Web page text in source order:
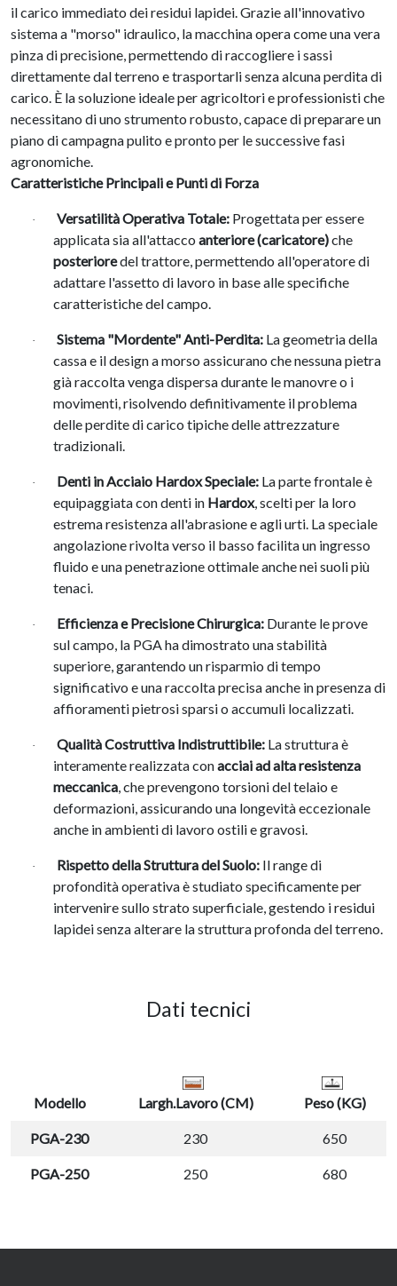
il carico immediato dei residui lapidei.Grazie all'innovativo
sistema a "morso" idraulico, la macchina opera come una vera
pinza di precisione, permettendo di raccogliere i sassi
direttamente dal terreno e trasportarli senza alcuna perdita di
carico. È la soluzione ideale per agricoltori e professionisti che
necessitano di uno strumento robusto, capace di preparare un
piano di campagna pulito e pronto per le successive fasi
agronomiche.
Caratteristiche Principali e Punti di Forza
· Versatilità Operativa Totale: Progettata per essere
applicata sia all'attacco anteriore (caricatore)che
posterioredel trattore, permettendo all'operatore di
adattare l'assetto di lavoro in base alle specifiche
caratteristiche del campo.
· Sistema "Mordente" Anti-Perdita: La geometria della
cassa e il design a morso assicurano che nessuna pietra
già raccolta venga dispersa durante le manovre o i
movimenti, risolvendo definitivamente il problema
delle perdite di carico tipiche delle attrezzature
tradizionali.
· Denti in Acciaio Hardox Speciale: La parte frontale è
equipaggiata con denti in Hardox, scelti per la loro
estrema resistenza all'abrasione e agli urti. La speciale
angolazione rivolta verso il basso facilita un ingresso
fluido e una penetrazione ottimale anche nei suoli più
tenaci.
· Efficienza e Precisione Chirurgica: Durante le prove
sul campo, la PGA ha dimostrato una stabilità
superiore, garantendo un risparmio di tempo
significativo e una raccolta precisa anche in presenza di
affioramenti pietrosi sparsi o accumuli localizzati.
· Qualità Costruttiva Indistruttibile: La struttura è
interamente realizzata conacciai ad alta resistenza
meccanica, che prevengono torsioni del telaio e
deformazioni, assicurando una longevità eccezionale
anche in ambienti di lavoro ostili e gravosi.
· Rispetto della Struttura del Suolo: Il range di
profondità operativa è studiato specificamente per
intervenire sullo strato superficiale, gestendo i residui
lapidei senza alterare la struttura profonda del terreno.
Dati tecnici
Modello Largh.Lavoro (CM) Peso (KG)
PGA-230 230 650
PGA-250 250 680